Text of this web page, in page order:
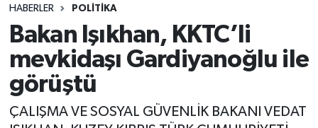
HABERLER POLİTİKA
Bakan Işıkhan, KKTC’li
mevkidaşı Gardiyanoğlu ile
görüştü
ÇALIŞMA VE SOSYAL GÜVENLİK BAKANI VEDAT
EKONOMİ
SPOR
SAĞLIK
EĞİTİM
Süper Lig Puan Durumu ve Fikstür
Tüm Manşetler
Son Dakika Haberleri
Haber Arşivi